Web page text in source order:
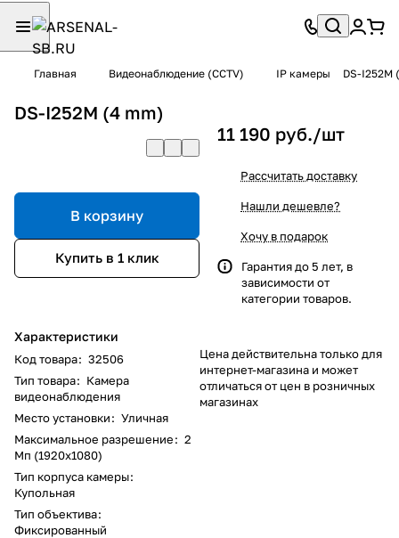
Главная Видеонаблюдение (CCTV) IP камеры DS-I252M
DS-I252M (4 mm)
В корзину
Купить в 1 клик
Характеристики
Код товара: 32506
Тип товара: Камера
видеонаблюдения
Место установки: Уличная
Максимальное разрешение: 2
Мп (1920x1080)
Тип корпуса камеры:
Купольная
Тип объектива:
Фиксированный
11 190 руб./шт
Рассчитать доставку
Нашли дешевле?
Хочу в подарок
Гарантия до 5 лет, в
зависимости от
категории товаров.
Цена действительна только для
интернет-магазина и может
отличаться от цен в розничных
магазинах